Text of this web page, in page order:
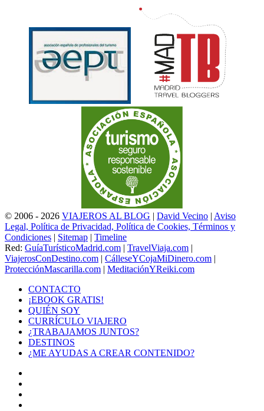
© 2006 - 2026 VIAJEROS AL BLOG | David Vecino | Aviso
Legal, Política de Privacidad, Política de Cookies, Términos y
Condiciones | Sitemap | Timeline
Red: GuíaTurísticoMadrid.com | TravelViaja.com |
ViajerosConDestino.com | CálleseYCojaMiDinero.com |
ProtecciónMascarilla.com | MeditaciónYReiki.com
CONTACTO
¡EBOOK GRATIS!
QUIÉN SOY
CURRÍCULO VIAJERO
¿TRABAJAMOS JUNTOS?
DESTINOS
¿ME AYUDAS A CREAR CONTENIDO?